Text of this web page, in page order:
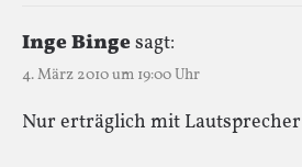
Inge Bingesagt:
4. März 2010 um 19:00 Uhr
Nur erträglich mit